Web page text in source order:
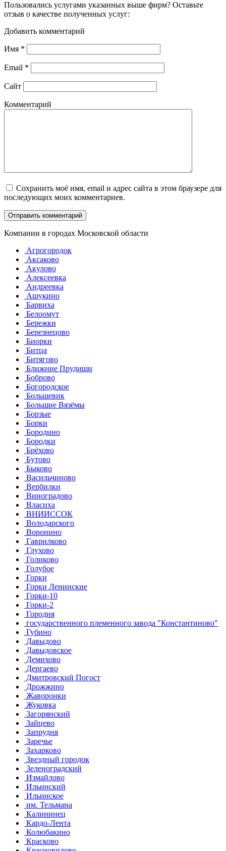
Пользовались услугами указанных выше фирм? Оставьте
отзыв о качестве полученных услуг:
Добавить комментарий
Имя *
Email *
Сайт
Комментарий
Сохранить моё имя, email и адрес сайта в этом браузере для
последующих моих комментариев.
Компании в городах Московской области
Агрогородок
Аксаково
Акулово
Алексеевка
Андреевка
Ашукино
Барвиха
Белоомут
Бережки
Березнецово
Биорки
Битца
Битягово
Ближние Прудищи
Боброво
Богородское
Большевик
Большие Вязёмы
Борзые
Борки
Бородино
Бородки
Брёхово
Бутово
Быково
Васильчиново
Вербилки
Виноградово
Власиха
ВНИИССОК
Володарского
Воронино
Гаврилково
Глухово
Голиково
Голубое
Горки
Горки Ленинские
Горки-10
Горки-2
Городня
государственного племенного завода "Константиново"
Губино
Давыдово
Давыдовское
Демихово
Дергаево
Дмитровский Погост
Дрожжино
Жаворонки
Жуковка
Загорянский
Зайцево
Запрудня
Заречье
Захарково
Звездный городок
Зеленоградский
Измайлово
Ильинский
Ильинское
им. Тельмана
Калининец
Кардо-Лента
Колюбакино
Красково